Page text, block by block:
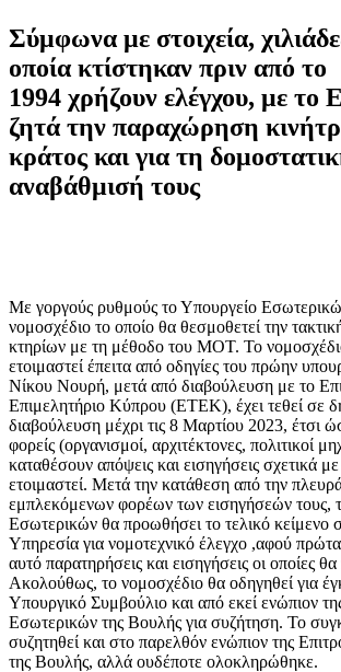
Σύμφωνα με στοιχεία,
οποία κτίστηκαν πριν από το
1994 χρήζουν ελέγχου, με
ζητά την παραχώρηση
κράτος και για τη
αναβάθμισή τους
Με γοργούς ρυθμούς το Υπουργείο
νομοσχέδιο το οποίο θα θεσμοθετεί την
κτηρίων με τη μέθοδο του MOT. Το
ετοιμαστεί έπειτα από οδηγίες του πρώην
Νίκου Νουρή, μετά από διαβούλευση με το
Επιμελητήριο Κύπρου (ΕΤΕΚ), έχει τεθεί σε
διαβούλευση μέχρι τις 8 Μαρτίου 2023, έτσι
φορείς (οργανισμοί, αρχιτέκτονες, πολιτικοί
καταθέσουν απόψεις και εισηγήσεις σχετικά
ετοιμαστεί. Μετά την κατάθεση από την
εμπλεκόμενων φορέων των εισηγήσεών τους,
Εσωτερικών θα προωθήσει το τελικό κείμενο
Υπηρεσία για νομοτεχνικό έλεγχο ,αφού
αυτό παρατηρήσεις και εισηγήσεις οι οποίες
Ακολούθως, το νομοσχέδιο θα οδηγηθεί για
Υπουργικό Συμβούλιο και από εκεί ενώπιον
Εσωτερικών της Βουλής για συζήτηση. Το
συζητηθεί και στο παρελθόν ενώπιον της
της Βουλής, αλλά ουδέποτε ολοκληρώθηκε.